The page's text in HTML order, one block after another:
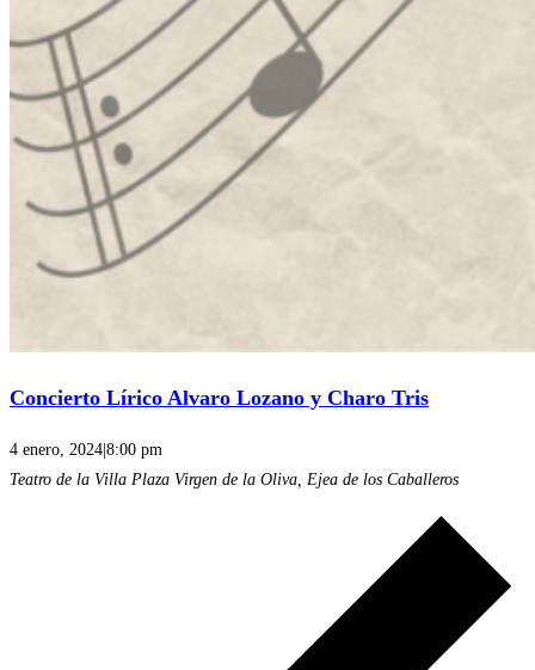
Concierto Lírico Alvaro Lozano y Charo Tris
4 enero, 2024|8:00 pm
Teatro de la Villa Plaza Virgen de la Oliva, Ejea de los Caballeros